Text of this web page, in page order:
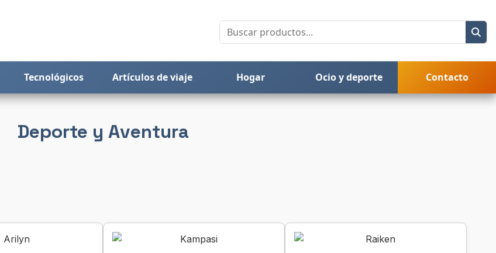
Tecnológicos Artículos de viaje Hogar Ocio y deporte Contacto
Deporte y Aventura